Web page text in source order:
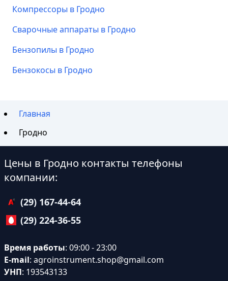
Компрессоры в Гродно
Сварочные аппараты в Гродно
Бензопилы в Гродно
Бензокосы в Гродно
Главная
Гродно
Цены в Гродно контакты телефоны
компании:
(29) 167-44-64
(29) 224-36-55
Время работы: 09:00 - 23:00
E-mail: agroinstrument.shop@gmail.com
УНП: 193543133